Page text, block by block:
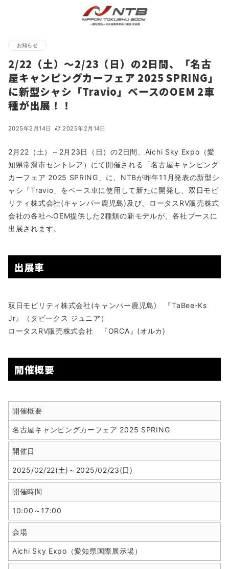
お知らせ
2/22（土）～2/23（日）の2日間、「名古
屋キャンピングカーフェア 2025 SPRING」
に新型シャシ「Travio」ベースのOEM 2車
種が出展！！
2025年2月14日 2025年2月14日
2月22（土）～2月23日（日）の2日間、Aichi Sky Expo（愛
知県常滑市セントレア）にて開催される「名古屋キャンピング
カーフェア 2025 SPRING」に、NTBが昨年11月発表の新型シ
ャシ「Travio」をベース車に使用して新たに開発し、双日モビ
リティ株式会社(キャンパー鹿児島)及び、ロータスRV販売株式
会社の各社へOEM提供した2種類の新モデルが、各社ブースに
出展されます。
出展車
双日モビリティ株式会社(キャンパー鹿児島) 『TaBee-Ks
Jr』（タビークス ジュニア）
ロータスRV販売株式会社 『ORCA』(オルカ)
開催概要
開催概要
名古屋キャンピングカーフェア 2025 SPRING
開催日
2025/02/22(土)～2025/02/23(日)
開催時間
10:00～17:00
会場
Aichi Sky Expo（愛知県国際展示場）